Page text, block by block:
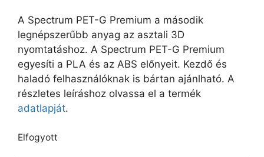
A Spectrum PET-G Premium a második
legnépszerűbb anyag az asztali 3D
nyomtatáshoz. A Spectrum PET-G Premium
egyesíti a PLA és az ABS előnyeit. Kezdő és
haladó felhasználóknak is bártan ajánlható. A
részletes leíráshoz olvassa el a termék
adatlapját.
Elfogyott